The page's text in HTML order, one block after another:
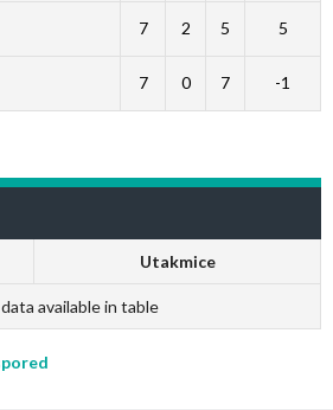
7 2 5 5
7 0 7 -1
Utakmice
available in table